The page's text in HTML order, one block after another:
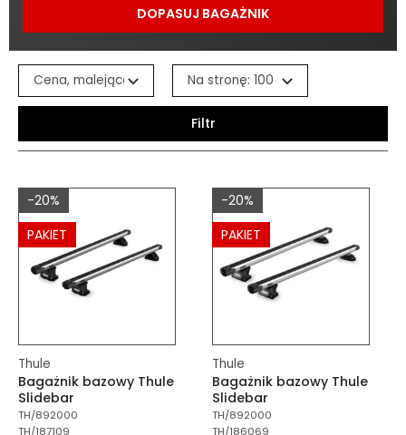
DOPASUJ BAGAŻNIK
Filtr
-20%
PAKIET
Thule
Bagażnik bazowy Thule
Slidebar
TH/892000
TH/187109
-20%
PAKIET
Thule
Bagażnik bazowy Thule
Slidebar
TH/892000
TH/186069